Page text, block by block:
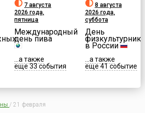
7 августа
2026 года,
пятница
Международный
день пива
...а также
еще 33 события
8 августа
2026 года,
суббота
День
физкультурника
в России
...а также
еще 41 событие
/ 21 февраля